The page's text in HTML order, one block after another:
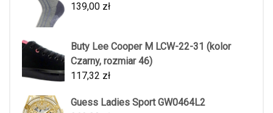
139,00 zł
Buty Lee Cooper M LCW-22-31 (kolor
Czarny, rozmiar 46)
117,32 zł
Guess Ladies Sport GW0464L2